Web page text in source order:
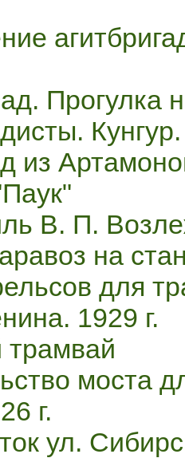
Прогулка
Кунгур.
из
В. П.
на
для
1929 г.
трамвай
моста
г.
ул.